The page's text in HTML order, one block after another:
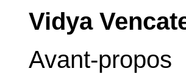
Vidya
Avant-propos